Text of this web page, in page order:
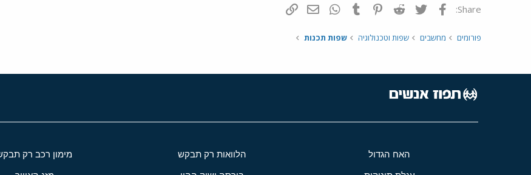
Share: פייסבוק Twitter
Reddit
Pinterest
Tumblr
WhatsAppדואר אלקטרוני
פורומים מחשבים שפות וטכנולוגיה שפות תכנות
האח הגדול הלוואות רק תבקש מימון רכב רק